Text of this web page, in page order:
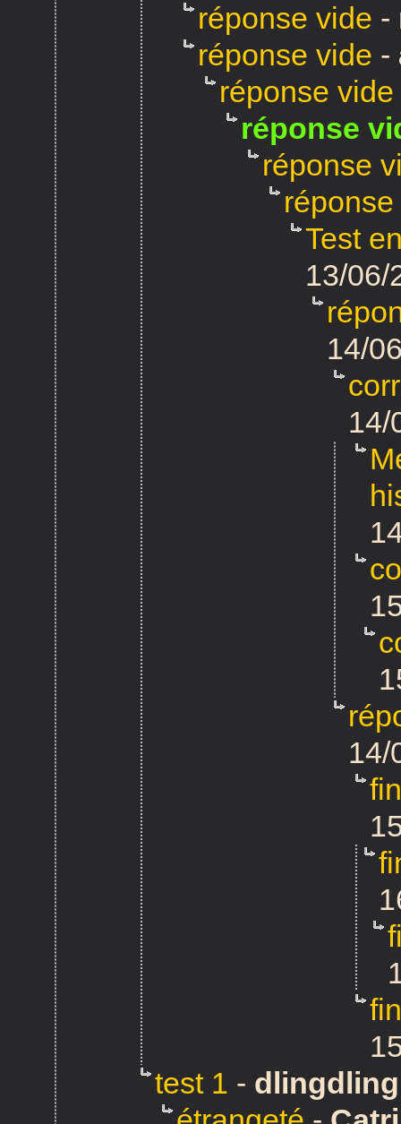
réponse vide -
réponse vide -
réponse vide
réponse
réponse
Test
13/06/
14/
14/
14/
test 1 - dlingdling